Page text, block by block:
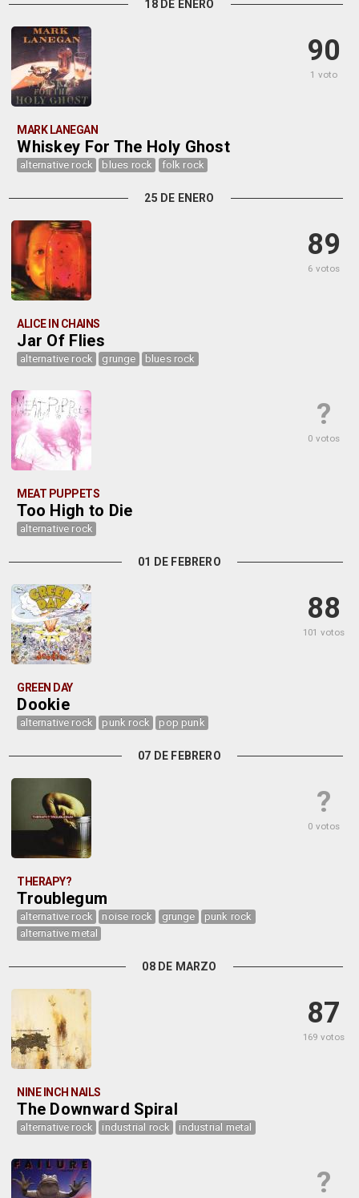
18 DE ENERO
90
1 voto
MARK LANEGAN
Whiskey For The Holy Ghost
alternative rock blues rock folk rock
25 DE ENERO
89
6 votos
ALICE IN CHAINS
Jar Of Flies
alternative rock grunge blues rock
?
0 votos
MEAT PUPPETS
Too High to Die
alternative rock
01 DE FEBRERO
88
101 votos
GREEN DAY
Dookie
alternative rock punk rock pop punk
07 DE FEBRERO
?
0 votos
THERAPY?
Troublegum
alternative rock noise rock grunge
punk rock
alternative metal
08 DE MARZO
87
169 votos
NINE INCH NAILS
The Downward Spiral
alternative rock industrial rock industrial metal
?